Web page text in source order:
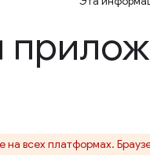
всех платформах.